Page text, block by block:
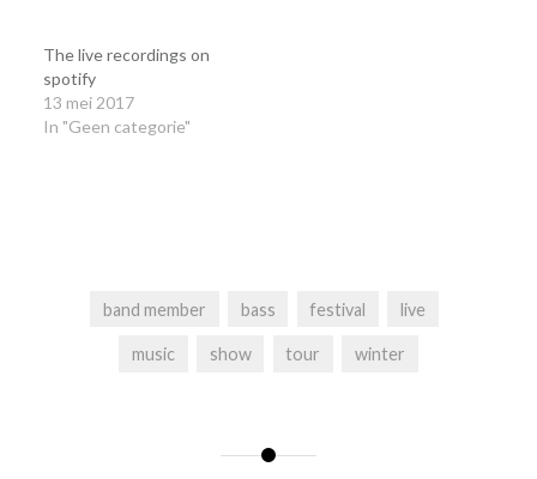
The live recordings on
spotify
13 mei 2017
In "Geen categorie"
band member bass festival live
music show tour winter